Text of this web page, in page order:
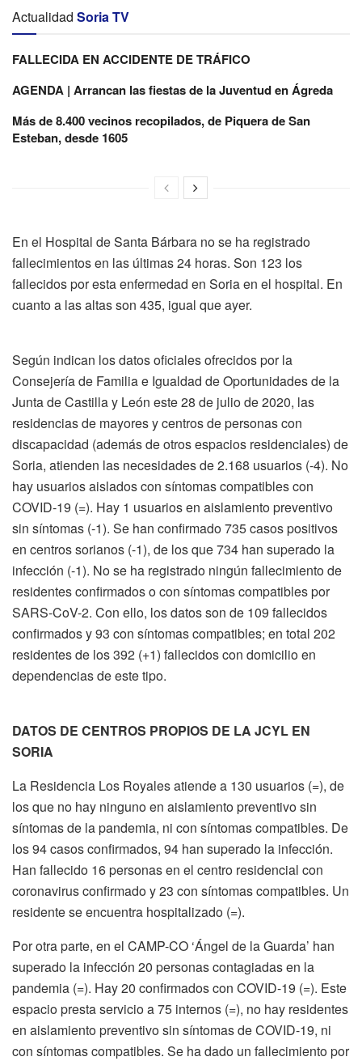
Actualidad Soria TV
FALLECIDA EN ACCIDENTE DE TRÁFICO
AGENDA | Arrancan las fiestas de la Juventud en Ágreda
Más de 8.400 vecinos recopilados, de Piquera de San
Esteban, desde 1605
En el Hospital de Santa Bárbara no se ha registrado
fallecimientos en las últimas 24 horas. Son 123 los
fallecidos por esta enfermedad en Soria en el hospital. En
cuanto a las altas son 435, igual que ayer.
Según indican los datos oficiales ofrecidos por la
Consejería de Familia e Igualdad de Oportunidades de la
Junta de Castilla y León este 28 de julio de 2020, las
residencias de mayores y centros de personas con
discapacidad (además de otros espacios residenciales) de
Soria, atienden las necesidades de 2.168 usuarios (-4). No
hay usuarios aislados con síntomas compatibles con
COVID-19 (=). Hay 1 usuarios en aislamiento preventivo
sin síntomas (-1). Se han confirmado 735 casos positivos
en centros sorianos (-1), de los que 734 han superado la
infección (-1). No se ha registrado ningún fallecimiento de
residentes confirmados o con síntomas compatibles por
SARS-CoV-2. Con ello, los datos son de 109 fallecidos
confirmados y 93 con síntomas compatibles; en total 202
residentes de los 392 (+1) fallecidos con domicilio en
dependencias de este tipo.
DATOS DE CENTROS PROPIOS DE LA JCYL EN
SORIA
La Residencia Los Royales atiende a 130 usuarios (=), de
los que no hay ninguno en aislamiento preventivo sin
síntomas de la pandemia, ni con síntomas compatibles. De
los 94 casos confirmados, 94 han superado la infección.
Han fallecido 16 personas en el centro residencial con
coronavirus confirmado y 23 con síntomas compatibles. Un
residente se encuentra hospitalizado (=).
Por otra parte, en el CAMP-CO ‘Ángel de la Guarda’ han
superado la infección 20 personas contagiadas en la
pandemia (=). Hay 20 confirmados con COVID-19 (=). Este
espacio presta servicio a 75 internos (=), no hay residentes
en aislamiento preventivo sin síntomas de COVID-19, ni
con síntomas compatibles. Se ha dado un fallecimiento por